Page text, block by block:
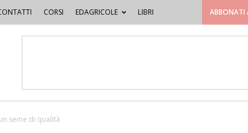
CORSI EDAGRICOLE LIBRI ABBONATI
seme di qualità